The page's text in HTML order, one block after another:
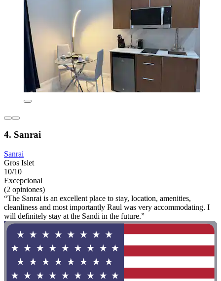
4. Sanrai
Sanrai
Gros Islet
10/10
Excepcional
(2 opiniones)
“The Sanrai is an excellent place to stay, location, amenities,
cleanliness and most importantly Raul was very accommodating. I
will definitely stay at the Sandi in the future.”